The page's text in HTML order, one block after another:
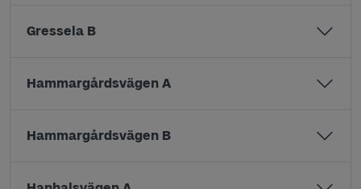
Gressela B
Hammargårdsvägen A
Hammargårdsvägen B